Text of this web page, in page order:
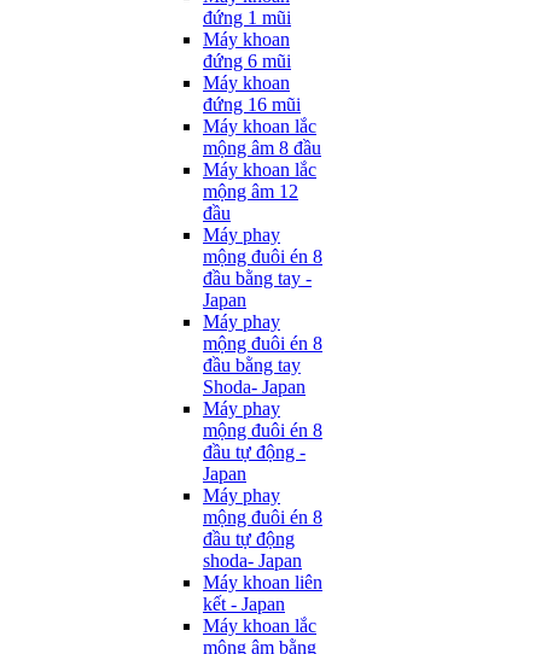
đứng 1 mũi
Máy khoan
đứng 6 mũi
Máy khoan
đứng 16 mũi
Máy khoan lắc
mộng âm 8 đầu
Máy khoan lắc
mộng âm 12
đầu
Máy phay
mộng đuôi én 8
đầu bằng tay -
Japan
Máy phay
mộng đuôi én 8
đầu bằng tay
Shoda- Japan
Máy phay
mộng đuôi én 8
đầu tự động -
Japan
Máy phay
mộng đuôi én 8
đầu tự động
shoda- Japan
Máy khoan liên
kết - Japan
Máy khoan lắc
mộng âm bằng